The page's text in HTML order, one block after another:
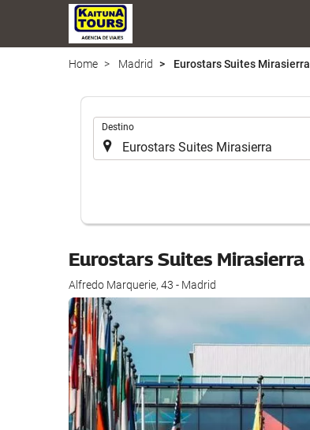
Home Madrid Eurostars Suites Mirasierra
Destino
Eurostars Suites Mirasierra
Alfredo Marquerie, 43 - Madrid